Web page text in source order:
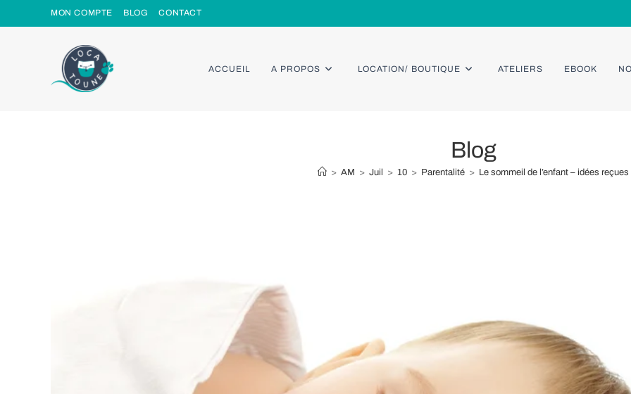
to
MON COMPTE BLOG CONTACT
ACCUEIL A PROPOS LOCATION/ BOUTIQUE ATELIERS EBOOK
Blog
> AM > Juil > 10 > Parentalité > Le sommeil de l’enfant – idées reçues